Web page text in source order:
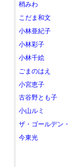
梢みわ
こだま和文
小林亜紀子
小林彩子
小林千絵
ごまのはえ
小宮恵子
古谷野とも子
小山ルミ
ザ・ゴールデン
今東光